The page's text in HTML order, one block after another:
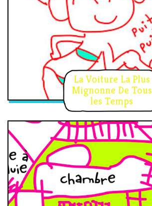
La Voiture La Plus
Mignonne De Tous
les Temps